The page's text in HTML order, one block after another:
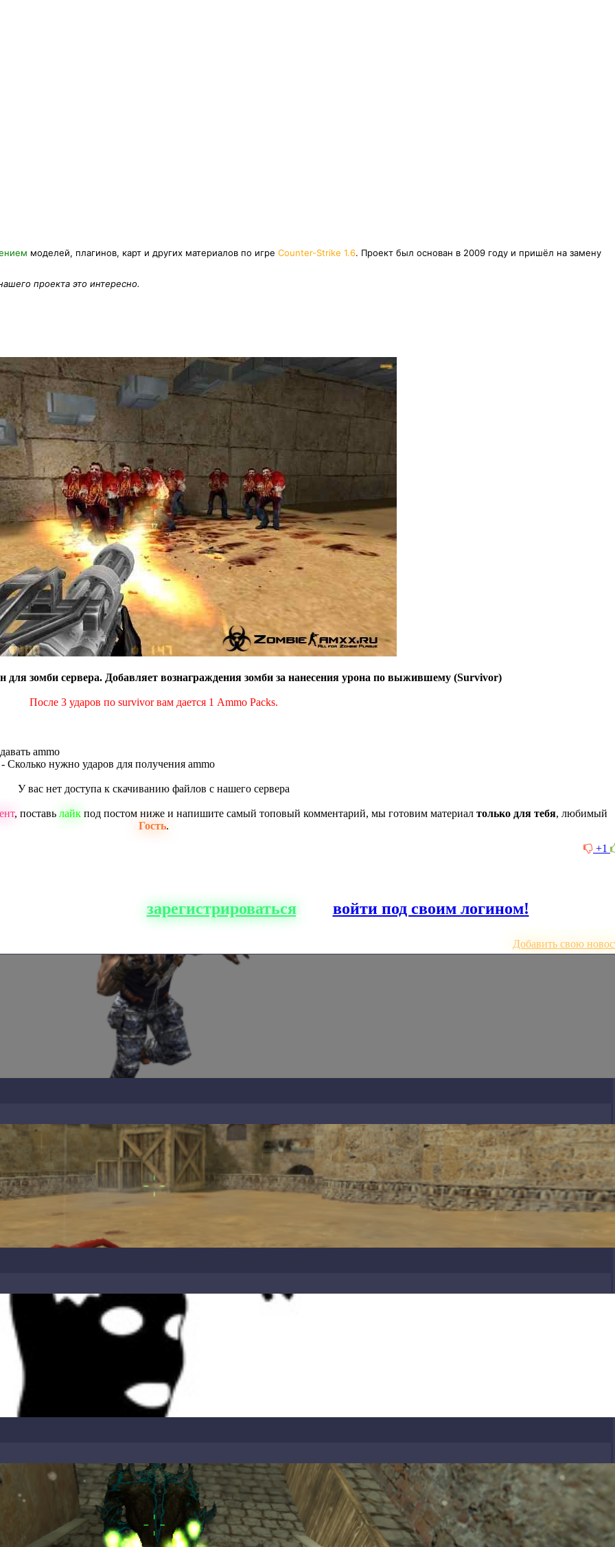
моделей, плагинов, карт и других материалов по игре Counter-Strike 1.6. Проект был основан в 2009 году и пришёл на замену
проекта это интересно.
зомби сервера. Добавляет вознаграждения зомби за нанесения урона по выжившему (Survivor)
После 3 ударов по survivor вам дается 1 Ammo Packs.
ammo
Сколько нужно ударов для получения ammo
У вас нет доступа к скачиванию файлов с нашего сервера
, поставь лайкпод постом ниже и напишите самый топовый комментарий, мы готовим материал только для тебя, любимый
Гость.
+1
сайта, вам нужно зарегистрироватьсяили войти под своим логином!
Добавить свою